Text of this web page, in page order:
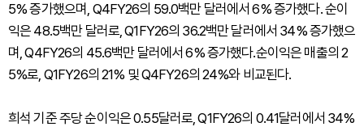
5% 증가했으며, Q4FY26의 59.0백만 달러에서 6% 증가했다. 순이
익은 48.5백만 달러로, Q1FY26의 36.2백만 달러에서 34% 증가했으
며, Q4FY26의 45.6백만 달러에서 6% 증가했다.순이익은 매출의 2
5%로, Q1FY26의 21% 및 Q4FY26의 24%와 비교된다.
희석 기준 주당 순이익은 0.55달러로, Q1FY26의 0.41달러에서 34%